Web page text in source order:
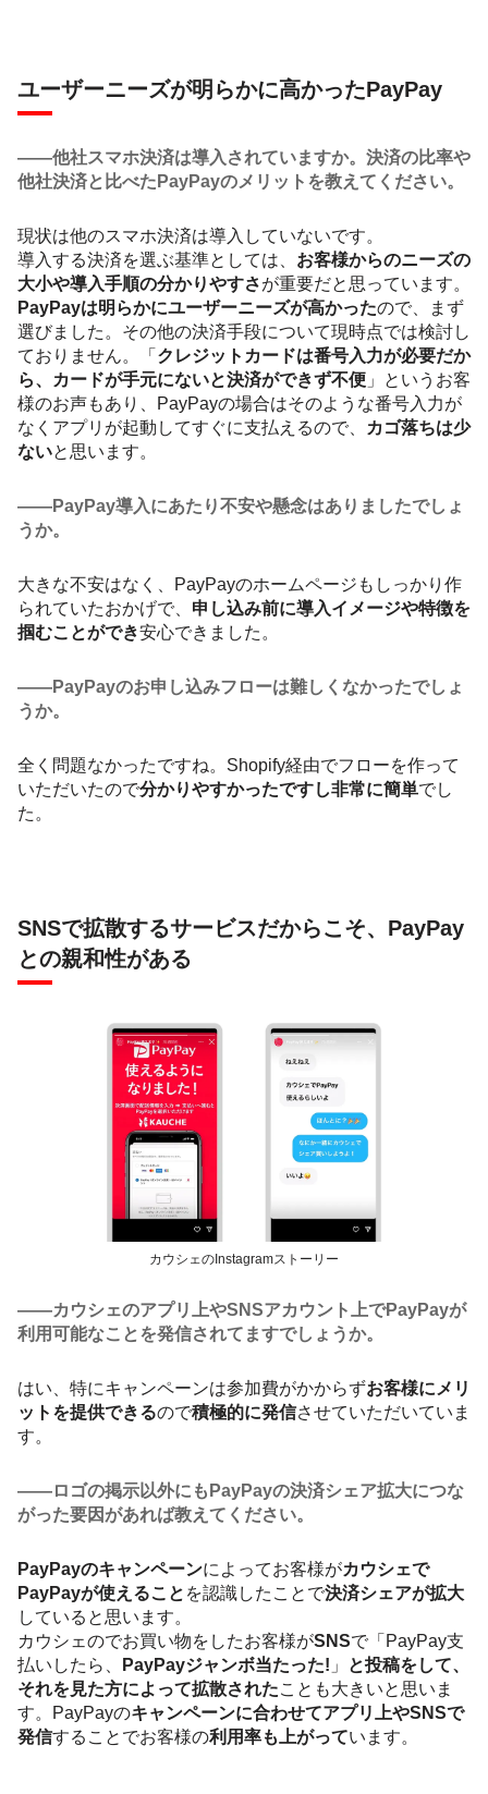
ユーザーニーズが明らかに高かったPayPay
――他社スマホ決済は導入されていますか。決済の比率や
他社決済と比べたPayPayのメリットを教えてください。
現状は他のスマホ決済は導入していないです。
導入する決済を選ぶ基準としては、 お客様からのニーズの
大小や導入手順の分かりやすさが重要だと思っています。
PayPayは明らかにユーザーニーズが高かったので、まず
選びました。その他の決済手段について現時点では検討し
ておりません。「 クレジットカードは番号入力が必要だか
ら、カードが手元にないと決済ができず不便 」というお客
様のお声もあり、PayPayの場合はそのような番号入力が
なくアプリが起動してすぐに支払えるので、
カゴ落ちは少
ないと思います。
――PayPay導入にあたり不安や懸念はありましたでしょ
うか。
大きな不安はなく、PayPayのホームページもしっかり作
られていたおかげで、 申し込み前に導入イメージや特徴を
掴むことができ安心できました。
――PayPayのお申し込みフローは難しくなかったでしょ
うか。
全く問題なかったですね。Shopify経由でフローを作って
いただいたので分かりやすかったですし非常に簡単でし
た。
SNSで拡散するサービスだからこそ、PayPay
との親和性がある
カウシェのInstagramストーリー
――カウシェのアプリ上やSNSアカウント上でPayPayが
利用可能なことを発信されてますでしょうか。
はい、特にキャンペーンは参加費がかからずお客様にメリ
ットを提供できるので積極的に発信させていただいていま
す。
――ロゴの掲示以外にもPayPayの決済シェア拡大につな
がった要因があれば教えてください。
PayPayのキャンペーンによってお客様がカウシェで
PayPayが使えること を認識したことで決済シェアが拡大
していると思います。
カウシェのでお買い物をしたお客様がSNSで「PayPay支
払いしたら、
PayPayジャンボ当たった! 」
と投稿をして、
それを見た方によって拡散されたことも大きいと思いま
す。PayPayのキャンペーンに合わせてアプリ上やSNSで
発信することでお客様の利用率も上がっています。